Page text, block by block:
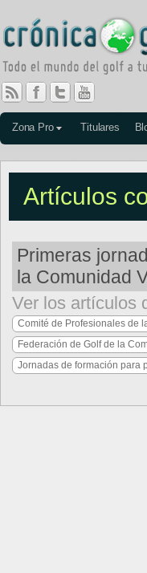
Zona Pro Titulares
Artículos
Primeras
la Comunidad
Ver los artículos
Comité de Profesionales de
Federación de Golf de la
Jornadas de formación para